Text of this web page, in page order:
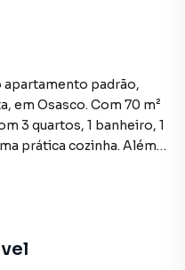
padrão,
em Osasco. Com 70 m²
3 quartos, 1 banheiro, 1
prática cozinha. Além
elevador privativo,